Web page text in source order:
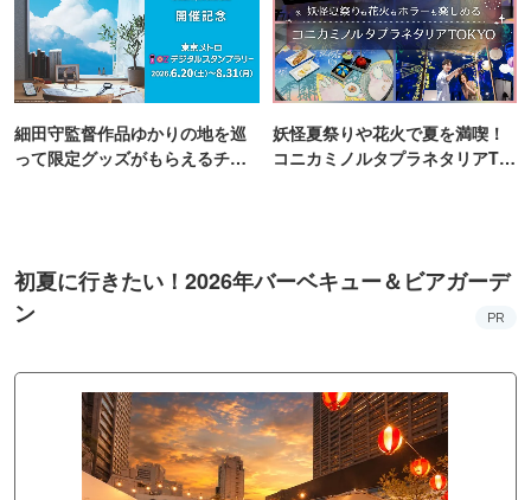
細田守監督作品ゆかりの地を巡
って限定グッズがもらえるチャ
妖怪夏祭りや花火で夏を満喫！
コニカミノルタプラネタリアTO
初夏に行きたい！2026年バーベキュー＆ビアガーデ
ン
PR